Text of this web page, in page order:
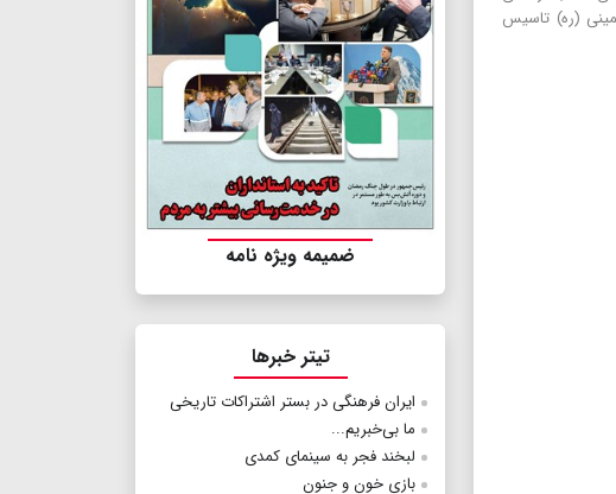
فرمان امام خمینی (ره) تاسیس
ضمیمه ویژه نامه
تیتر خبرها
ایران فرهنگی در بستر اشتراکات تاریخی
ما بی‌خبریم...
لبخند فجر به سینمای کمدی
بازی خون و جنون